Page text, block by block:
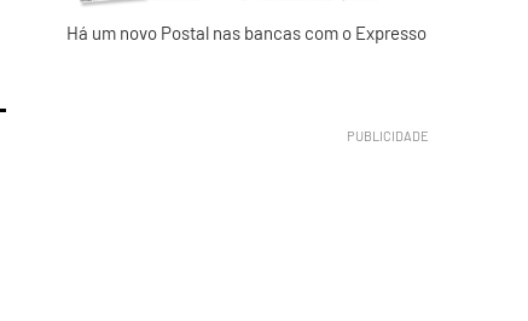
Há um novo Postal nas bancas com o Expresso